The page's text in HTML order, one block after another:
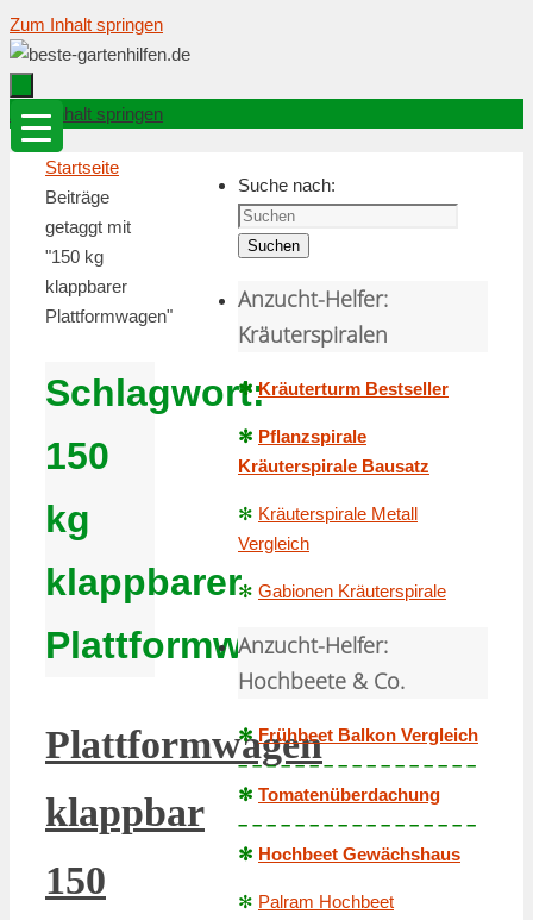
Zum Inhalt springen
Zum Inhalt springen
Startseite
Beiträge
getaggt mit
"150 kg
klappbarer
Plattformwagen"
Schlagwort:
150
kg
klappbarer
Plattformwagen
Plattformwagen
klappbar
150
Suche nach:
Suchen
Anzucht-Helfer:
Kräuterspiralen
✻ Kräuterturm Bestseller
✻ Pflanzspirale
Kräuterspirale Bausatz
✻ Kräuterspirale Metall
Vergleich
✻ Gabionen Kräuterspirale
Anzucht-Helfer:
Hochbeete & Co.
✻ Frühbeet Balkon Vergleich
– – – – – – – – – – – – – – – – –
✻ Tomatenüberdachung
– – – – – – – – – – – – – – – – –
✻ Hochbeet Gewächshaus
✻ Palram Hochbeet